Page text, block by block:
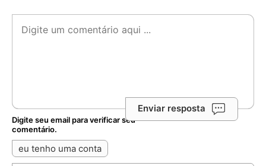
Enviar resposta
Digite seu email para verificar seu
comentário.
eu tenho uma conta